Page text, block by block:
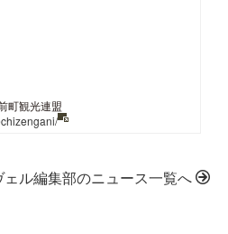
町観光連盟
ェル編集部のニュース一覧へ